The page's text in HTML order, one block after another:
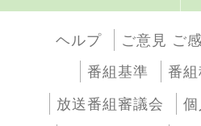
ヘルプ ご意見 ご
番組基準
番
放送番組審議会